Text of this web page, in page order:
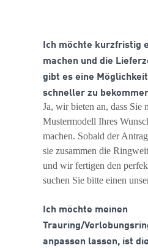
Ich möchte kurzfristig
machen und die
gibt es eine
schneller zu
Ja, wir bieten an, dass Sie
Mustermodell Ihres
machen. Sobald der
sie zusammen die
und wir fertigen den
suchen Sie bitte einen
Ich möchte meinen
Trauring/
anpassen lassen, ist